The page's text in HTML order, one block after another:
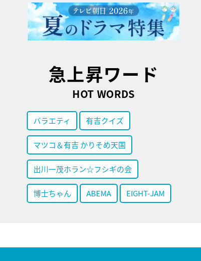
急上昇ワード
HOT WORDS
バラエティ 有吉クイズ
マツコ＆有吉 かりそめ天国
出川一茂ホラン☆フシギの会
博士ちゃん ABEMA EIGHT-JAM